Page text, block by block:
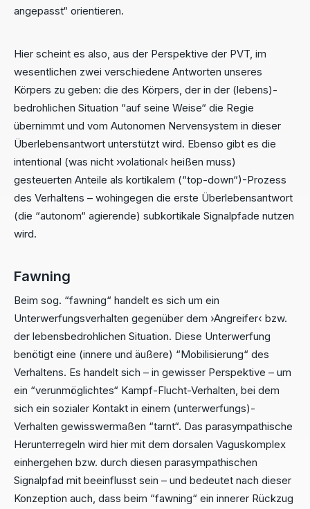
angepasst“ orientieren.
Hier scheint es also, aus der Perspektive der PVT, im
wesentlichen zwei verschiedene Antworten unseres
Körpers zu geben: die des Körpers, der in der (lebens)-
bedrohlichen Situation “auf seine Weise“ die Regie
übernimmt und vom Autonomen Nervensystem in dieser
Überlebensantwort unterstützt wird. Ebenso gibt es die
intentional (was nicht ›volational‹ heißen muss)
gesteuerten Anteile als kortikalem (“top-down“)-Prozess
des Verhaltens – wohingegen die erste Überlebensantwort
(die “autonom“ agierende) subkortikale Signalpfade nutzen
wird.
Fawning
Beim sog. “fawning“ handelt es sich um ein
Unterwerfungsverhalten gegenüber dem ›Angreifer‹ bzw.
der lebensbedrohlichen Situation. Diese Unterwerfung
benötigt eine (innere und äußere) “Mobilisierung“ des
Verhaltens. Es handelt sich – in gewisser Perspektive – um
ein “verunmöglichtes“ Kampf-Flucht-Verhalten, bei dem
sich ein sozialer Kontakt in einem (unterwerfungs)-
Verhalten gewisswermaßen “tarnt“. Das parasympathische
Herunterregeln wird hier mit dem dorsalen Vaguskomplex
einhergehen bzw. durch diesen parasympathischen
Signalpfad mit beeinflusst sein – und bedeutet nach dieser
Konzeption auch, dass beim “fawning“ ein innerer Rückzug